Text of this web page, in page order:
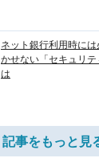
ネット銀行利用時には
かせない「セキュリテ
は
記事をもっと見